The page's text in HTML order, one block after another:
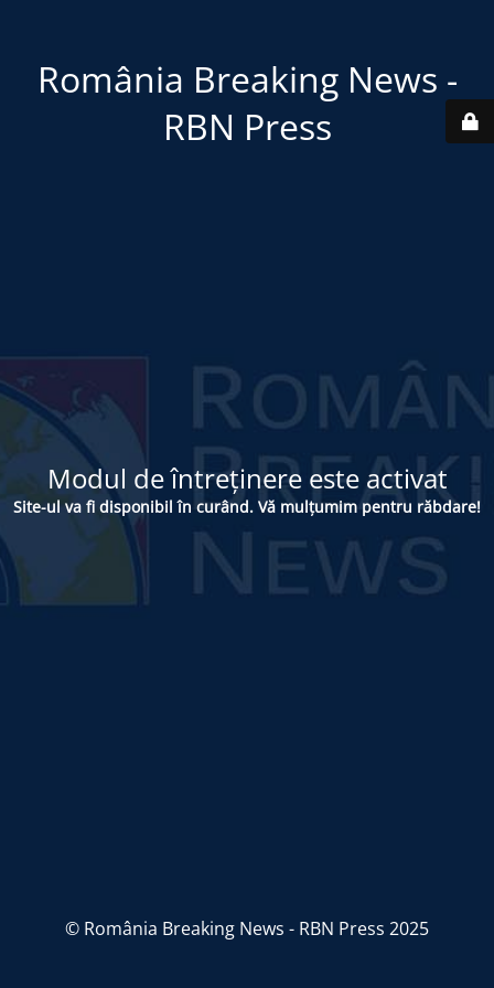
România Breaking News -
RBN Press
Modul de întreținere este activat
Site-ul va fi disponibil în curând. Vă mulțumim pentru răbdare!
© România Breaking News - RBN Press 2025